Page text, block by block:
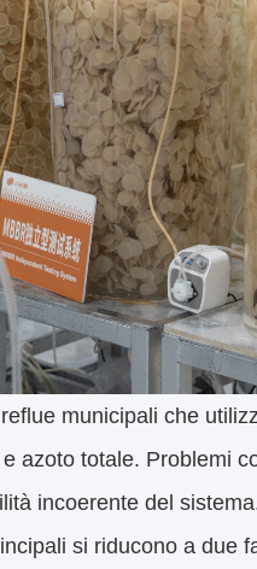
municipali che
azoto totale. Problemi
incoerente del
si riducono a due